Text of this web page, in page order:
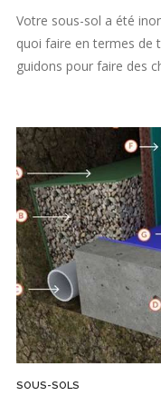
Votre sous-sol a été
quoi faire en termes de
guidons pour faire des
SOUS-SOLS